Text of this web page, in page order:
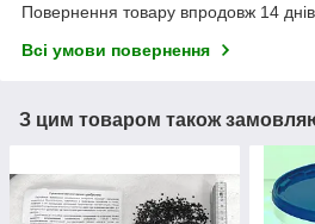
Повернення товару впродовж 14
Всі умови повернення
З цим товаром також